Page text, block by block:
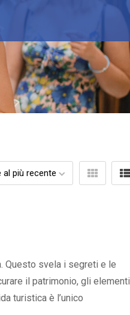
Questo svela i segreti e le
il patrimonio, gli elementi
turistica è l’unico